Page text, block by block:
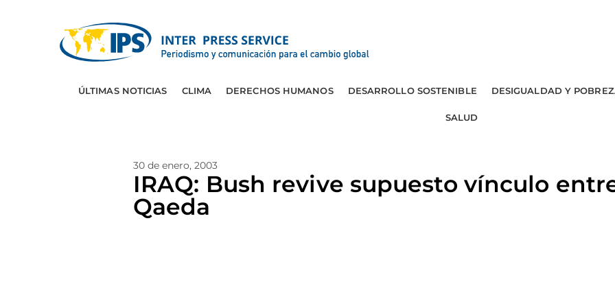
ÚLTIMAS NOTICIAS CLIMA DERECHOS HUMANOS DESARROLLO SOSTENIBLE DESIGUALDAD Y
SALUD
30 de enero, 2003
IRAQ: Bush revive supuesto vínculo
Qaeda